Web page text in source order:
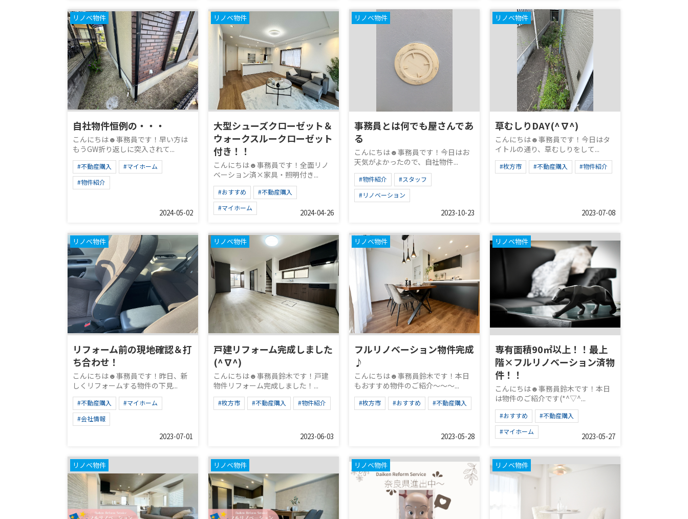
リノベ物件
自社物件恒例の・・・
こんにちは☻事務員です！早い方は
もうGW折り返しに突入されて...
#不動産購入
#マイホーム
#物件紹介
2024-05-02
リノベ物件
大型シューズクローゼット＆
ウォークスルークローゼット
付き！！
こんにちは☻事務員です！全面リノ
ベーション済×家具・照明付き...
#おすすめ
#不動産購入
#マイホーム
2024-04-26
リノベ物件
事務員とは何でも屋さんであ
る
こんにちは☻事務員です！今日はお
天気がよかったので、自社物件...
#物件紹介
#スタッフ
#リノベーション
2023-10-23
リノベ物件
草むしりDAY(^∇^)
こんにちは☻事務員です！今日はタ
イトルの通り、草むしりをして...
#枚方市 #不動産購入 #物件紹介
2023-07-08
リノベ物件
リフォーム前の現地確認＆打
ち合わせ！
こんにちは☻事務員です！昨日、新
しくリフォームする物件の下見...
#不動産購入
#マイホーム
#会社情報
2023-07-01
リノベ物件
戸建リフォーム完成しました
(^∇^)
こんにちは☻事務員鈴木です！戸建
物件リフォーム完成しました！...
#枚方市 #不動産購入 #物件紹介
2023-06-03
リノベ物件
フルリノベーション物件完成
♪
こんにちは☻事務員鈴木です！本日
もおすすめ物件のご紹介～～～...
#枚方市 #おすすめ #不動産購入
2023-05-28
リノベ物件
専有面積90㎡以上！！最上
階×フルリノベーション済物
件！！
こんにちは☻事務員鈴木です！本日
は物件のご紹介です(*^▽^...
#おすすめ
#不動産購入
#マイホーム
2023-05-27
リノベ物件 リノベ物件 リノベ物件 リノベ物件